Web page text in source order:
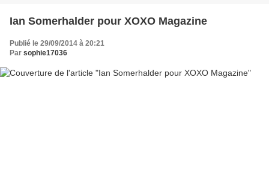
Ian Somerhalder pour XOXO Magazine
Publié le 29/09/2014 à 20:21
Par sophie17036